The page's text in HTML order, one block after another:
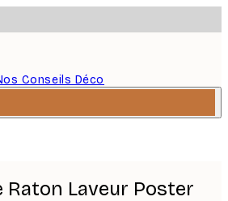
Conseils Déco
Laveur Poster